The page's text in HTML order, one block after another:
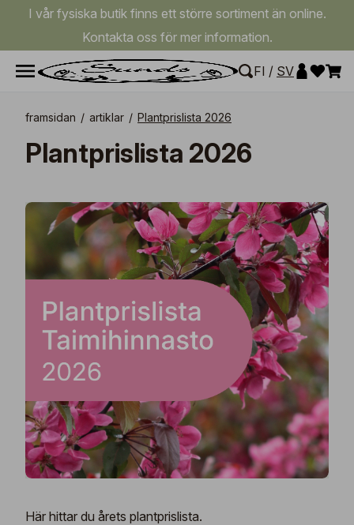
I vår fysiska butik finns ett större sortiment än online.
Kontakta oss för mer information.
FI / SV
framsidan / artiklar / Plantprislista 2026
Plantprislista 2026
Här hittar du årets plantprislista.